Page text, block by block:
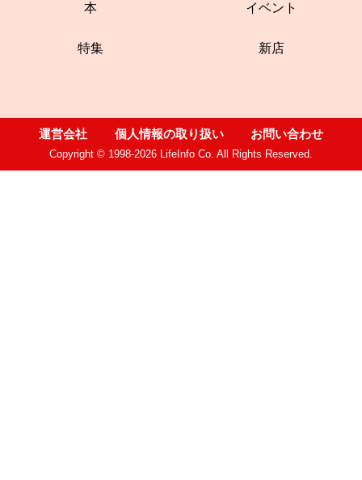
本 イベント
特集 新店
運営会社 個人情報の取り扱い お問い合わせ
Copyright © 1998-2026 LifeInfo Co. All Rights Reserved.